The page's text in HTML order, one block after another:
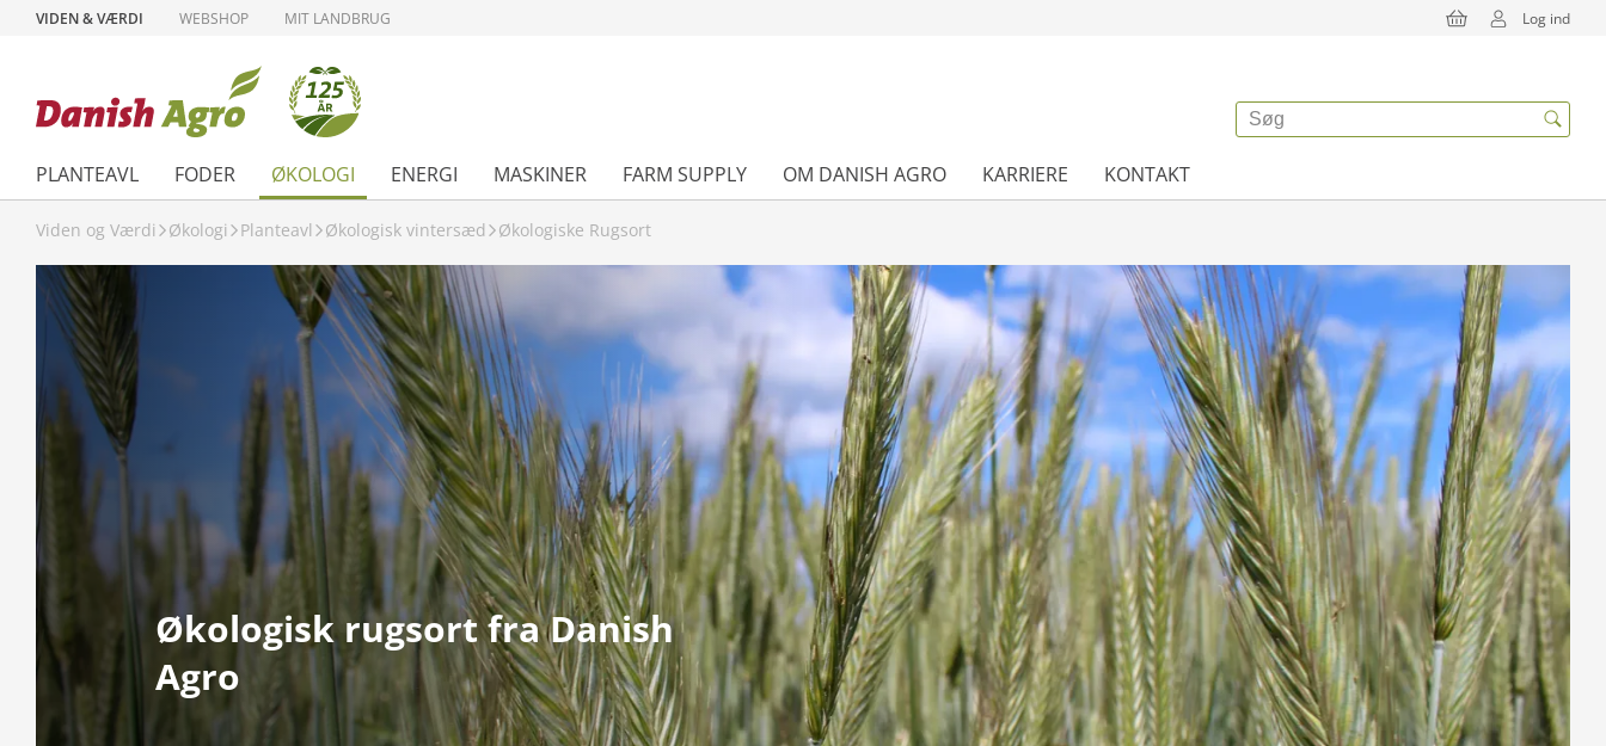
VIDEN & VÆRDI WEBSHOP MIT LANDBRUG Log ind
PLANTEAVL FODER ØKOLOGI ENERGI MASKINER FARM SUPPLY OM DANISH AGRO KARRIERE KONTAKT
Viden og Værdi Økologi Planteavl Økologisk vintersæd Økologiske Rugsort
Økologisk rugsort fra Danish
Agro